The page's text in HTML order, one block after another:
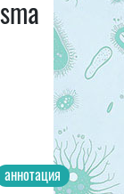
аннотация